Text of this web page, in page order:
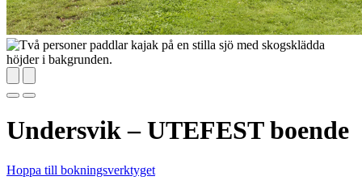
Undersvik – UTEFEST boende
Hoppa till bokningsverktyget